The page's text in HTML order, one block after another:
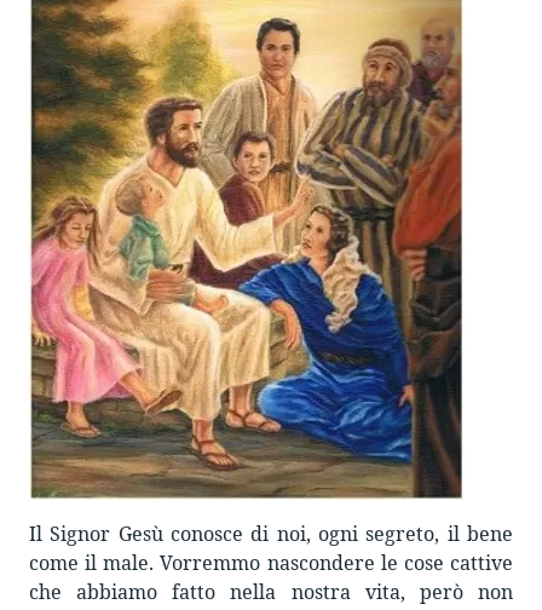
Il Signor Gesù conosce di noi, ogni segreto, il bene
come il male. Vorremmo nascondere le cose cattive
che abbiamo fatto nella nostra vita, però non